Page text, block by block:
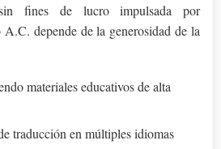
fines de lucro impulsada por
depende de la generosidad de la
materiales educativos de alta
traducción en múltiples idiomas